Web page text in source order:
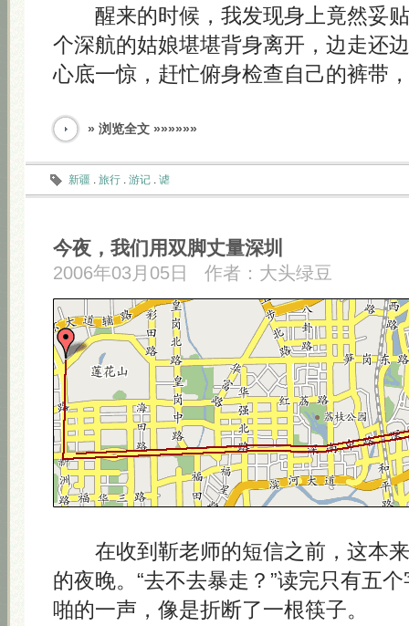
醒来的时候，我发现身上竟然妥贴
个深航的姑娘堪堪背身离开，边走还
心底一惊，赶忙俯身检查自己的裤带
» 浏览全文 »»»»»»
新疆 . 旅行 . 游记 . 谑
今夜，我们用双脚丈量深圳
2006年03月05日 作者： 大头绿豆
在收到靳老师的短信之前，这本来
的夜晚。“去不去暴走？”读完只有五
啪的一声，像是折断了一根筷子。